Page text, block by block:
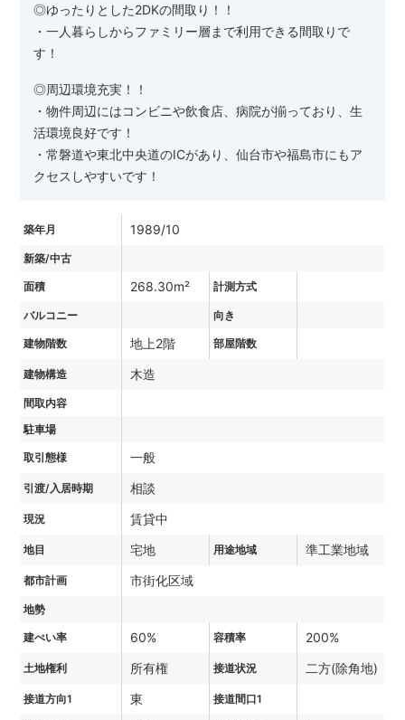
◎ゆったりとした2DKの間取り！！
・一人暮らしからファミリー層まで利用できる間取りで
す！
◎周辺環境充実！！
・物件周辺にはコンビニや飲食店、病院が揃っており、生
活環境良好です！
・常磐道や東北中央道のICがあり、仙台市や福島市にもア
クセスしやすいです！
築年月 1989/10
新築/中古
面積 268.30m² 計測方式
バルコニー 向き
建物階数 地上2階 部屋階数
建物構造 木造
間取内容
駐車場
取引態様 一般
引渡/入居時期 相談
現況 賃貸中
地目 宅地 用途地域 準工業地域
都市計画 市街化区域
地勢
建ぺい率 60% 容積率 200%
土地権利 所有権 接道状況 二方(除角地)
接道方向1 東 接道間口1